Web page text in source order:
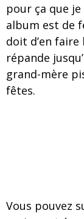
pour ça que je
album est de
doit d’en faire
répande
grand-mère
fêtes.
Vous pouvez